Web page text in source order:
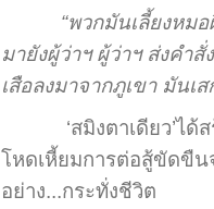
“พวกมันเลี้ยงหม
มายังผู้ว่าฯ ผู้ว่าฯ ส่งคำ
เสือลงมาจากภูเขา มันเ
‘สมิงตาเดียว’
โหดเหี้ยมการต่อสู้ขัดขื
อย่าง...กระทั่งชีวิต